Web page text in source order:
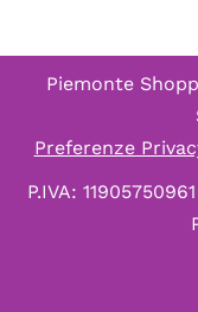
Piemonte
Preferenze
P.IVA: